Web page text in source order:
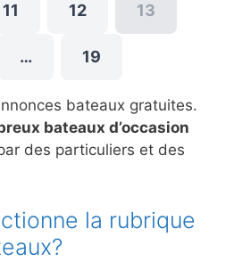
11 12 13
… 19
bateaux gratuites.
bateaux d’occasion
des particuliers et des
la rubrique